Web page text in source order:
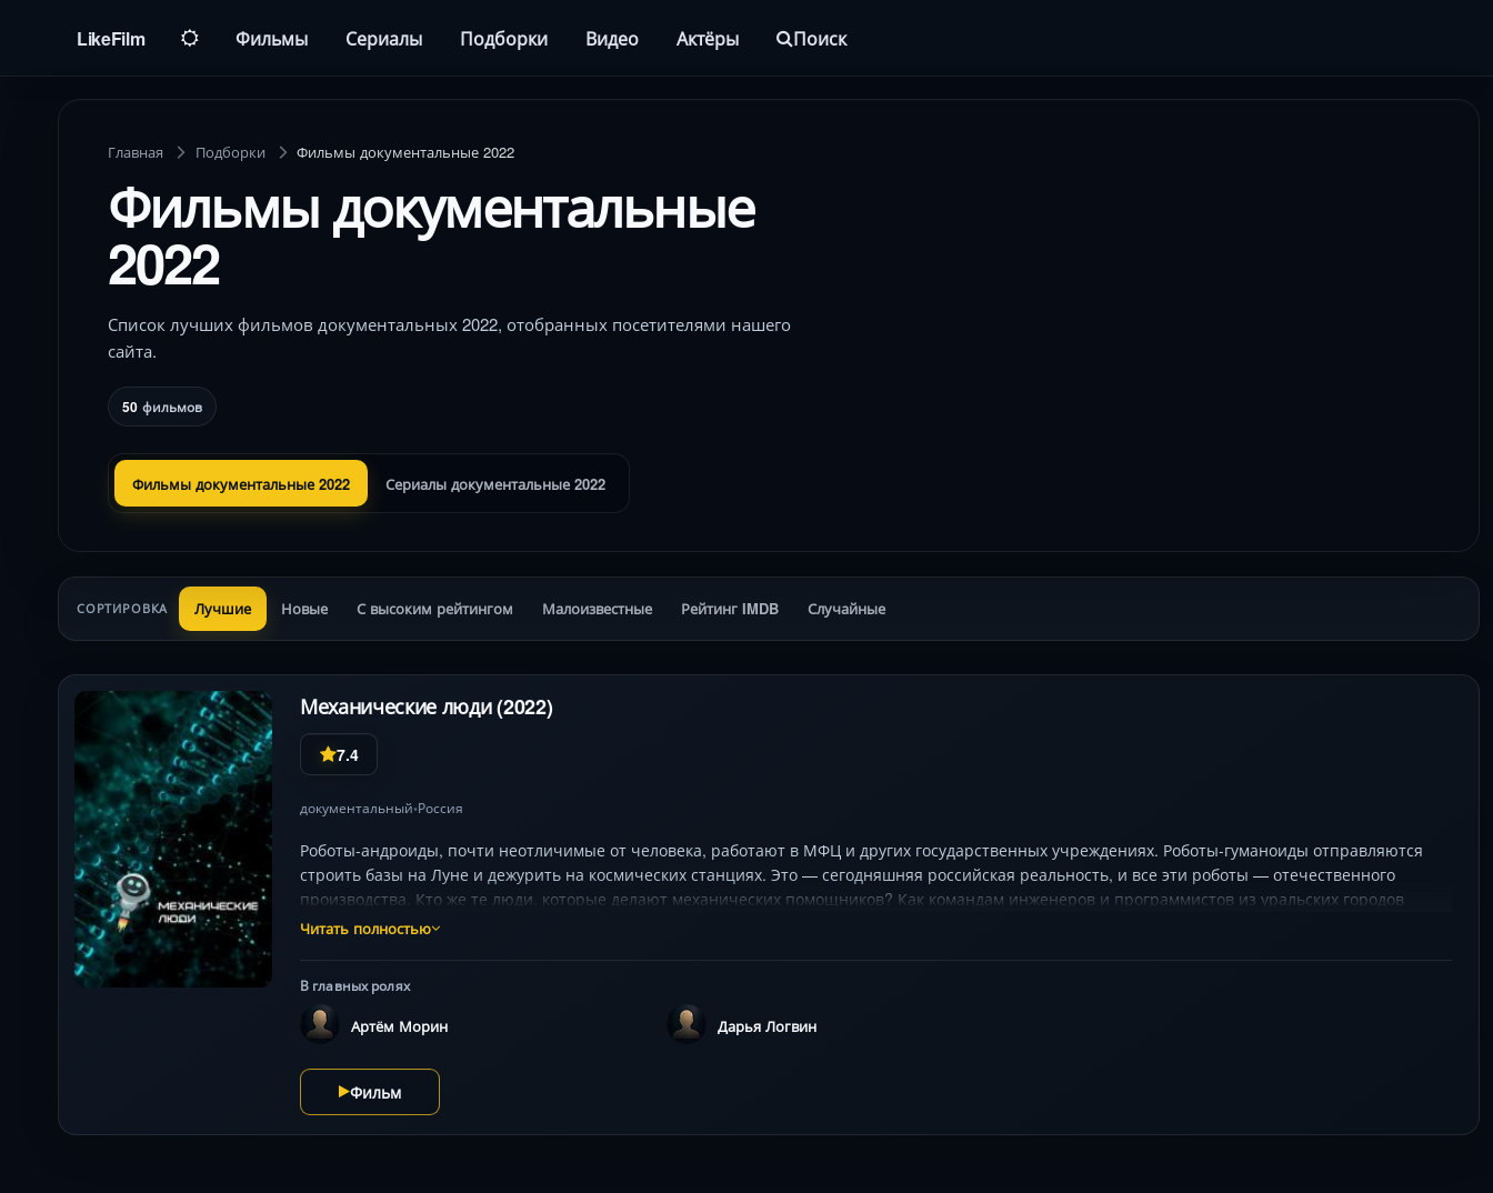
LikeFilm Фильмы Сериалы Подборки Видео Актёры Поиск
Главная Подборки Фильмы документальные 2022
Фильмы документальные
2022
Список лучших фильмов документальных 2022, отобранных посетителями нашего
сайта.
50 фильмов
Фильмы документальные 2022 Сериалы документальные 2022
СОРТИРОВКА Лучшие Новые С высоким рейтингом Малоизвестные Рейтинг IMDB Случайные
Механические люди (2022)
7.4
документальный•Россия
Роботы-андроиды, почти неотличимые от человека, работают в МФЦ и других государственных учреждениях. Роботы-гуманоиды отправляются
строить базы на Луне и дежурить на космических станциях. Это — сегодняшняя российская реальность, и все эти роботы — отечественного
производства. Кто же те люди, которые делают механических помощников? Как командам инженеров и программистов из уральских городов
удается превзойти мировые разработки, в чем драма создания искусственного интеллекта, изменят ли роботы наш жизнь в ближайшие 10 лет?
Читать полностью
В главных ролях
Артём Морин Дарья Логвин
Фильм